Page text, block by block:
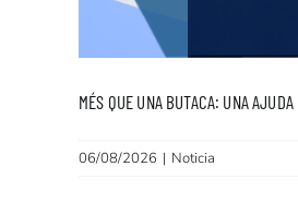
MÉS QUE UNA BUTACA: UNA
06/08/2026 | Noticia